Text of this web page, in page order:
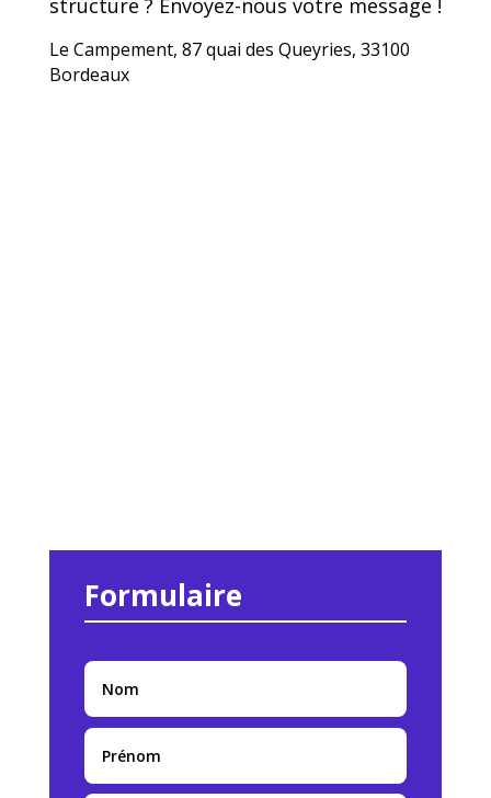
structure ? Envoyez-nous votre message !
Le Campement, 87 quai des Queyries, 33100
Bordeaux
Formulaire